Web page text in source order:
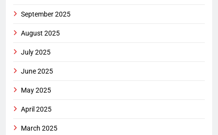
September 2025
August 2025
July 2025
June 2025
May 2025
April 2025
March 2025